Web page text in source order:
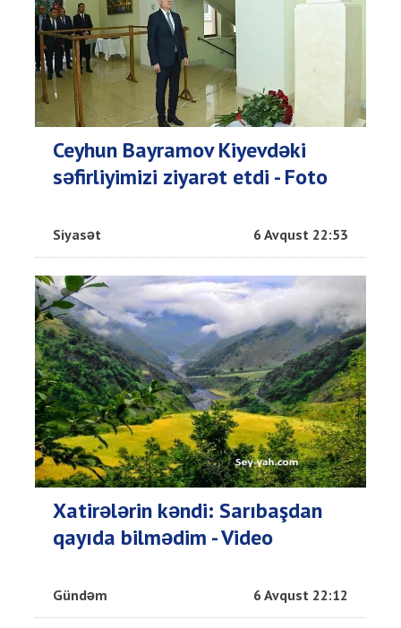
Ceyhun Bayramov Kiyevdəki
səfirliyimizi ziyarət etdi - Foto
Siyasət 6 Avqust 22:53
Xatirələrin kəndi: Sarıbaşdan
qayıda bilmədim - Video
Gündəm 6 Avqust 22:12